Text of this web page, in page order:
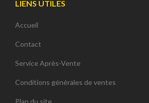
LIENS UTILES
Accueil
Contact
Service Après-Vente
Conditions générales de ventes
Plan du site